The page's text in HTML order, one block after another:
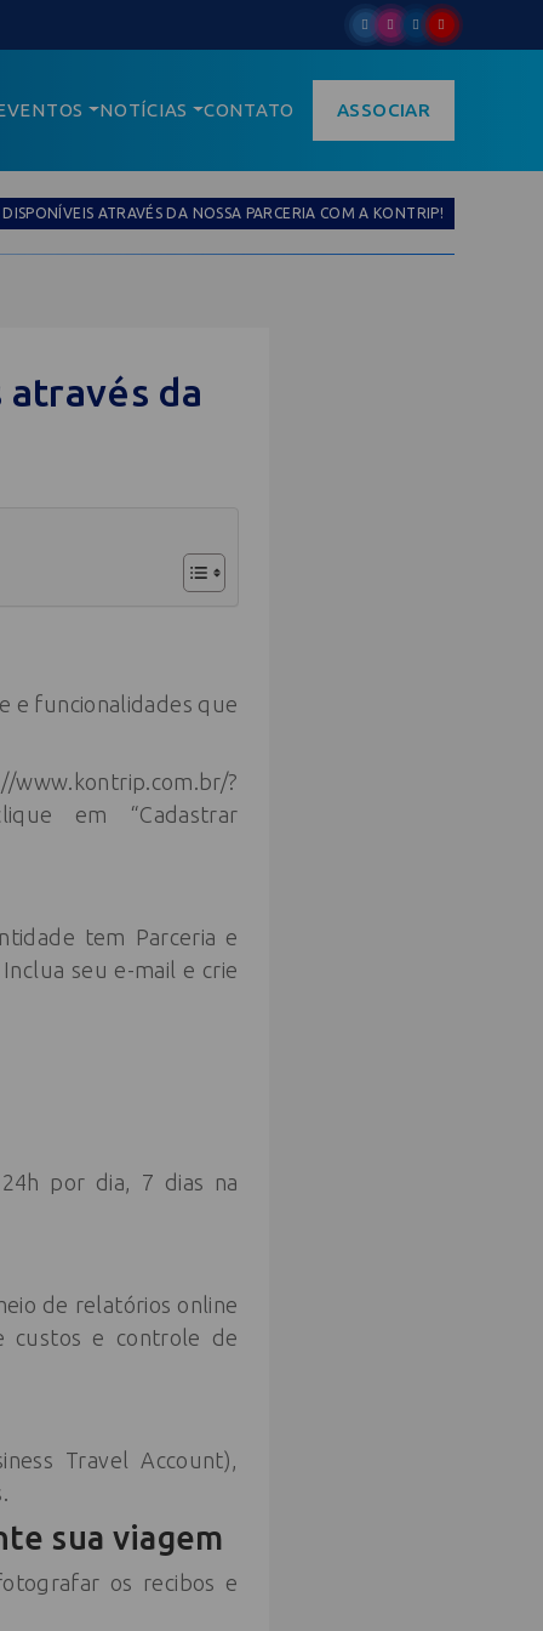
NOTÍCIAS CONTATO ASSOCIAR
ATRAVÉS DA NOSSA PARCERIA COM A KONTRIP!
da
e funcionalidades que
?
clique em “Cadastrar
tem Parceria e
seu e-mail e crie
por dia, 7 dias na
de relatórios online
custos e controle de
Travel Account),
sua viagem
os recibos e